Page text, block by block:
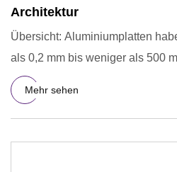
Architektur
Übersicht: Aluminiumplatten
als 0,2 mm bis weniger als 500
als 200 mm
Mehr sehen